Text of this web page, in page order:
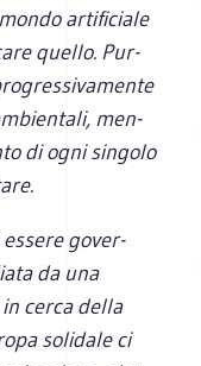
arti­fi­ciale
quello. Pur­
men­
di ogni sin­golo
essere gover­
da una
cerca della
soli­dale ci